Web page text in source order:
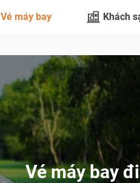
Vé máy bay Khách
Vé máy bay